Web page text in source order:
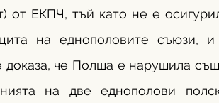
от ЕКПЧ, тъй като не е
на еднополовите съюзи,
доказа, че Полша е нарушила
на две еднополови